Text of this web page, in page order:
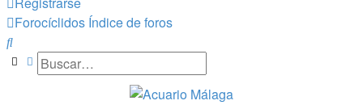
Forocíclidos Índice de foros
Buscar
BuscarBúsqueda avanzada